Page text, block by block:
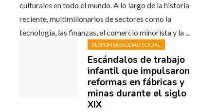
culturales en todo el mundo. A lo largo de la historia
reciente, multimillonarios de sectores como la
tecnología, las finanzas, el comercio minorista y la ...
RESPONSABILIDAD SOCIAL
Escándalos de trabajo
infantil que impulsaron
reformas en fábricas y
minas durante el siglo
XIX